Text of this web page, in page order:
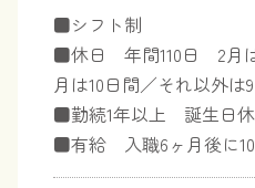
■シフト制
■休日 年間110日 2月は
月は10日間／それ以外は
■勤続1年以上 誕生日休
■有給 入職6ヶ月後に